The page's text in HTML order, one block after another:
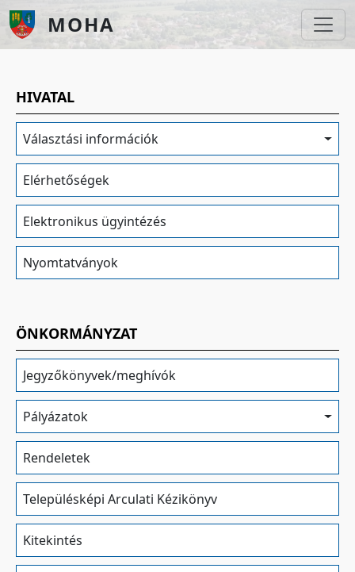
Ugrás a tartalomra
MOHA
HIVATAL
Választási információk
Elérhetőségek
Elektronikus ügyintézés
Nyomtatványok
ÖNKORMÁNYZAT
Jegyzőkönyvek/meghívók
Pályázatok
Rendeletek
Településképi Arculati Kézikönyv
Kitekintés